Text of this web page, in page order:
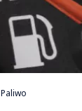
Paliwo